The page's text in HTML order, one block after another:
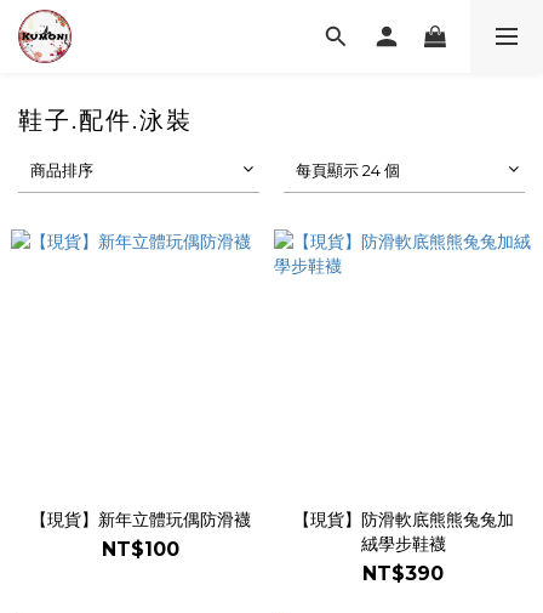
鞋子.配件.泳裝
商品排序 每頁顯示 24 個
【現貨】新年立體玩偶防滑襪
NT$100
【現貨】防滑軟底熊熊兔兔加
絨學步鞋襪
NT$390